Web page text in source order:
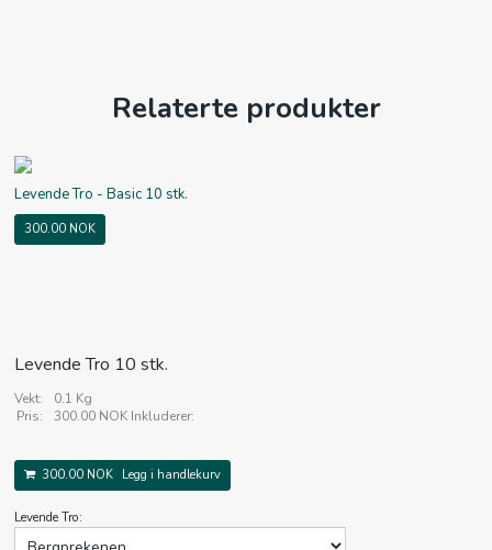
Relaterte produkter
Levende Tro - Basic 10 stk.
300.00 NOK
Levende Tro 10 stk.
Vekt:
0.1 Kg
Pris:
300.00 NOK Inkluderer:
300.00 NOK Legg i handlekurv
Levende Tro: